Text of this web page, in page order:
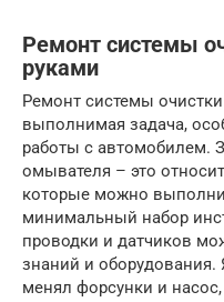
Ремонт системы
руками
Ремонт системы
выполнимая задача,
работы с автомобилем.
омывателя – это
которые можно
минимальный набор
проводки и датчиков
знаний и оборудования.
менял форсунки и